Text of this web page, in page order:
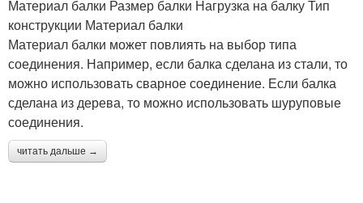
Материал балки Размер балки Нагрузка на балку Тип
конструкции Материал балки
Материал балки может повлиять на выбор типа
соединения. Например, если балка сделана из стали, то
можно использовать сварное соединение. Если балка
сделана из дерева, то можно использовать шуруповые
соединения.
читать дальше →